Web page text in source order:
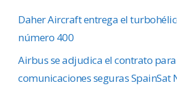
Daher Aircraft entrega el
número 400
Airbus se adjudica el contrato
comunicaciones seguras SpainSat